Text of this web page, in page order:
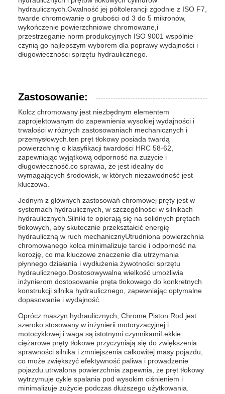
hydraulicznych.Owalność jej półtolerancji zgodnie z ISO F7,
twarde chromowanie o grubości od 3 do 5 mikronów,
wykończenie powierzchniowe chromowane,i
przestrzeganie norm produkcyjnych ISO 9001 wspólnie
czynią go najlepszym wyborem dla poprawy wydajności i
długowieczności sprzętu hydraulicznego.
Zastosowanie:
Kolcz chromowany jest niezbędnym elementem
zaprojektowanym do zapewnienia wysokiej wydajności i
trwałości w różnych zastosowaniach mechanicznych i
przemysłowych.ten pręt tłokowy posiada twardą
powierzchnię o klasyfikacji twardości HRC 58-62,
zapewniając wyjątkową odporność na zużycie i
długowieczność.co sprawia, że jest idealny do
wymagających środowisk, w których niezawodność jest
kluczowa.
Jednym z głównych zastosowań chromowej pręty jest w
systemach hydraulicznych, w szczególności w silnikach
hydraulicznych.Silniki te opierają się na solidnych prętach
tłokowych, aby skutecznie przekształcić energię
hydrauliczną w ruch mechanicznyUtrudniona powierzchnia
chromowanego kolca minimalizuje tarcie i odporność na
korozję, co ma kluczowe znaczenie dla utrzymania
płynnego działania i wydłużenia żywotności sprzętu
hydraulicznego.Dostosowywalna wielkość umożliwia
inżynierom dostosowanie pręta tłokowego do konkretnych
konstrukcji silnika hydraulicznego, zapewniając optymalne
dopasowanie i wydajność.
Oprócz maszyn hydraulicznych, Chrome Piston Rod jest
szeroko stosowany w inżynierii motoryzacyjnej i
motocyklowej.i waga są istotnymi czynnikamiLekkie
ciężarowe pręty tłokowe przyczyniają się do zwiększenia
sprawności silnika i zmniejszenia całkowitej masy pojazdu,
co może zwiększyć efektywność paliwa i prowadzenie
pojazdu.utrwalona powierzchnia zapewnia, że pręt tłokowy
wytrzymuje cykle spalania pod wysokim ciśnieniem i
minimalizuje zużycie podczas dłuższego użytkowania.